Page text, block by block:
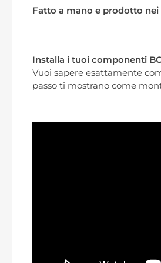
Fatto a mano e prodotto nei
Installa i tuoi componenti
Vuoi sapere esattamente
passo ti mostrano come